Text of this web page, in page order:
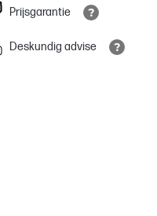
Prijsgarantie
Deskundig advise